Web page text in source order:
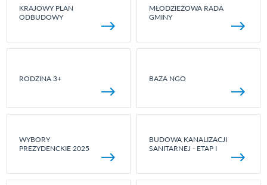
KRAJOWY PLAN
ODBUDOWY
MŁODZIEŻOWA RADA
GMINY
RODZINA 3+ BAZA NGO
WYBORY
PREZYDENCKIE 2025
BUDOWA KANALIZACJI
SANITARNEJ - ETAP I